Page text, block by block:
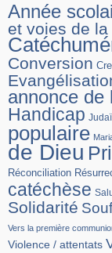
Année
et voies de la
Conversion
annonce de
Handicap
populaire
de Dieu
Réconciliation
catéchèse
Solidarité
Vers la première
Violence / attentats